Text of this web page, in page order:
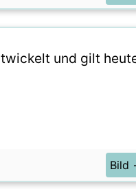
und gilt
Bild